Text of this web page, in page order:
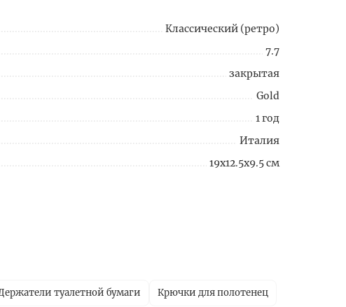
Классический (ретро)
7.7
закрытая
Gold
1 год
Италия
19x12.5x9.5 см
туалетной бумаги Крючки для полотенец